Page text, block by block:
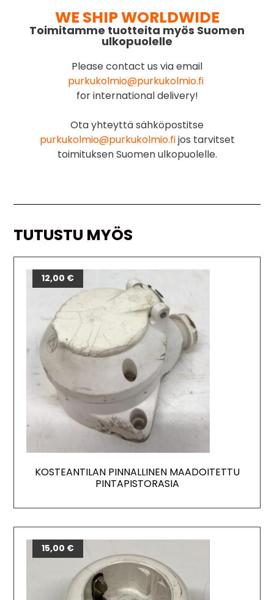
WE SHIP WORLDWIDE
Toimitamme tuotteita myös Suomen
ulkopuolelle
Please contact us via email
purkukolmio@purkukolmio.fi
for international delivery!
Ota yhteyttä sähköpostitse
purkukolmio@purkukolmio.fijos tarvitset
toimituksen Suomen ulkopuolelle.
TUTUSTU MYÖS
KOSTEANTILAN PINNALLINEN MAADOITETTU
PINTAPISTORASIA
12,00 €
15,00 €